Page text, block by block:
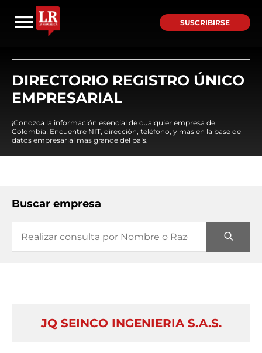
SUSCRIBIRSE
DIRECTORIO REGISTRO ÚNICO
EMPRESARIAL
¡Conozca la información esencial de cualquier empresa de
Colombia! Encuentre NIT, dirección, teléfono, y mas en la base de
datos empresarial mas grande del país.
Buscar empresa
JQ SEINCO INGENIERIA S.A.S.